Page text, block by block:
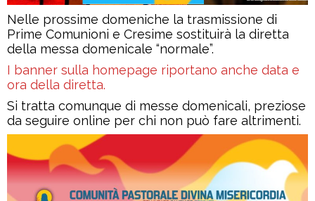
Nelle prossime domeniche la trasmissione di
Prime Comunioni e Cresime sostituirà la diretta
della messa domenicale “normale”.
I banner sulla homepage riportano anche data e
ora della diretta.
Si tratta comunque di messe domenicali, preziose
da seguire online per chi non può fare altrimenti.